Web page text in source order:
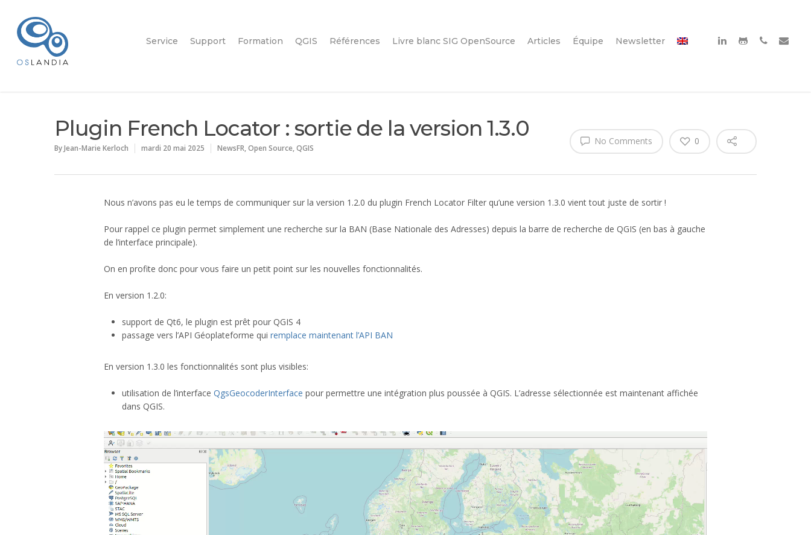
Service Support Formation QGIS Références Livre blanc SIG OpenSource Articles Équipe Newsletter
Plugin French Locator : sortie de la version 1.3.0
ByJean-Marie Kerloch mardi 20 mai 2025 NewsFR,Open Source,QGIS
No Comments 0
Nous n’avons pas eu le temps de communiquer sur la version 1.2.0 du plugin French Locator Filter qu’une version 1.3.0 vient tout juste de sortir !
Pour rappel ce plugin permet simplement une recherche sur la BAN (Base Nationale des Adresses) depuis la barre de recherche de QGIS (en bas à gauche
de l’interface principale).
On en profite donc pour vous faire un petit point sur les nouvelles fonctionnalités.
En version 1.2.0:
support de Qt6, le plugin est prêt pour QGIS 4
passage vers l’API Géoplateforme qui remplace maintenant l’API BAN
En version 1.3.0 les fonctionnalités sont plus visibles:
utilisation de l’interface QgsGeocoderInterface pour permettre une intégration plus poussée à QGIS. L’adresse sélectionnée est maintenant affichée
dans QGIS.
Lecteur
vidéo